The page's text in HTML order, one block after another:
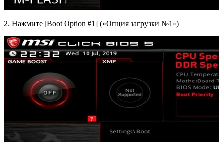
2. Нажмите [Boot Option #1] («Опция загрузки №1»)